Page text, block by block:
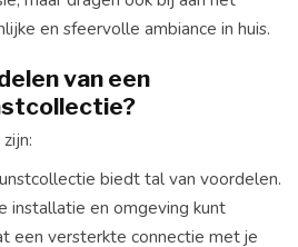
en sfeervolle ambiance in huis.
van een
biedt tal van voordelen.
installatie en omgeving kunt
een versterkte connectie met je